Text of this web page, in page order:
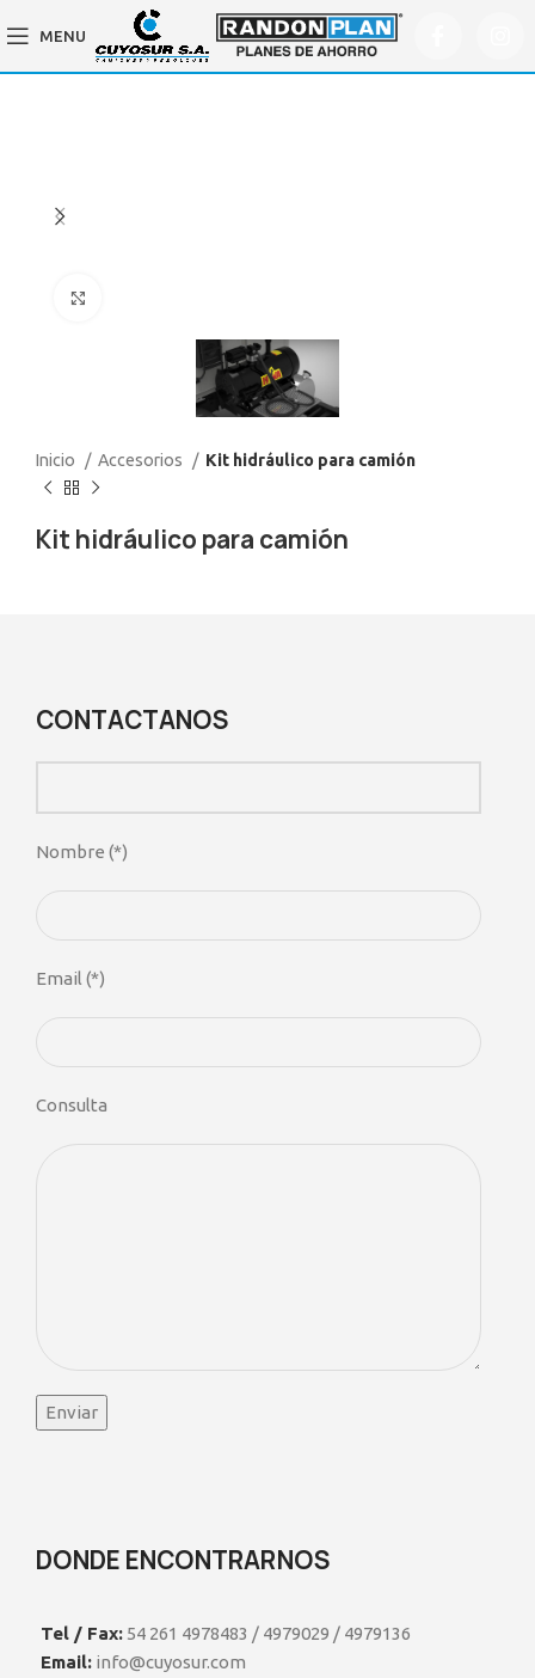
MENU
Inicio Accesorios Kit hidráulico para camión
Kit hidráulico para camión
CONTACTANOS
Nombre (*)
Email (*)
Consulta
DONDE ENCONTRARNOS
Tel / Fax: 54 261 4978483 / 4979029 / 4979136
Email: info@cuyosur.com